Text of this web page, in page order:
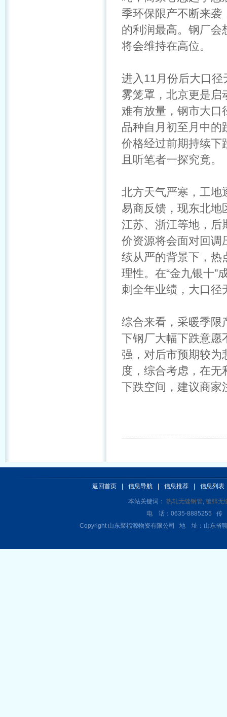
季环保限产不断来袭
的利润最高。钢厂会
将会维持在高位。
进入11月份后大口
雾笼罩，北京更是启
难有放量，钢市大口
品种自月初至月中的
价格经过前期持续下
且听笔者一探究竟。
北方天气严寒，工地
易商反馈，现东北地
江苏、浙江等地，后
价资源将会面对回调
续从严的背景下，热
理性。在“金九银十”
刺全年业绩，大口径
综合来看，采暖季限
下钢厂大幅下跌意愿
强，对后市预期较为
度，综合考虑，在
下跌空间，建议商家
返回首页 信息导航 信息推荐 信息列表
本站关键词： 热轧无缝钢管, 镀锌无
电 话：0635-8885255 传
Copyright 山东聚福源物资有限公司 地 址：山东省